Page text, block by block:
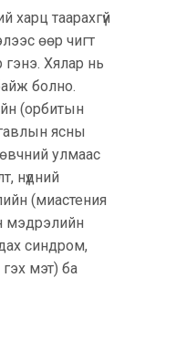
дүн шинжилгээ
хэмжих,
хэмжих,
шалгах,
2,300,000
харц таарахгүй
өөр чигт
Хялар нь
болно.
(орбитын
ясны
улмаас
нүдний
(миастения
мэдрэлийн
синдром,
мэт) ба